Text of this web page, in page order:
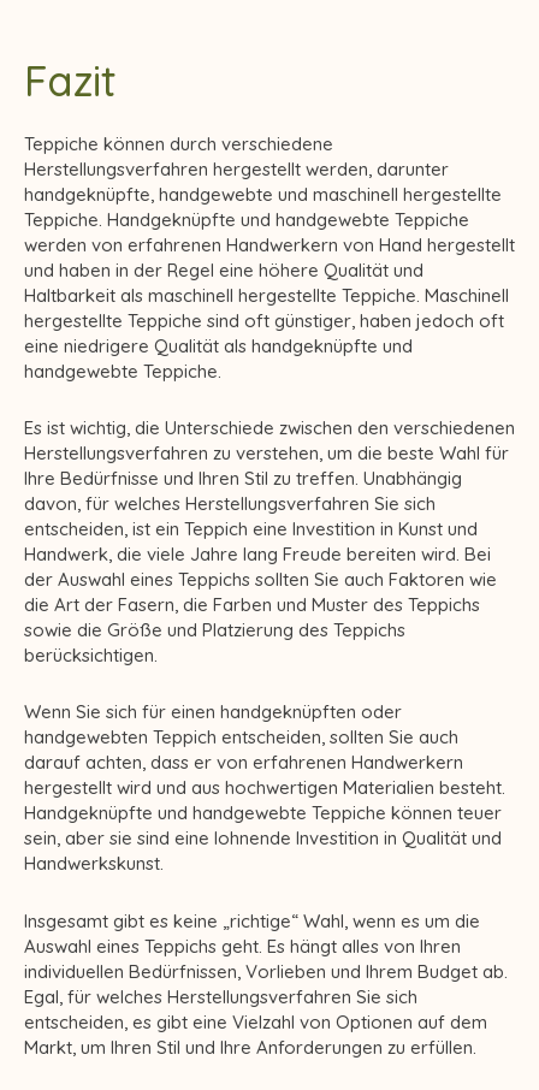
Fazit
Teppiche können durch verschiedene
Herstellungsverfahren hergestellt werden, darunter
handgeknüpfte, handgewebte und maschinell hergestellte
Teppiche. Handgeknüpfte und handgewebte Teppiche
werden von erfahrenen Handwerkern von Hand hergestellt
und haben in der Regel eine höhere Qualität und
Haltbarkeit als maschinell hergestellte Teppiche. Maschinell
hergestellte Teppiche sind oft günstiger, haben jedoch oft
eine niedrigere Qualität als handgeknüpfte und
handgewebte Teppiche.
Es ist wichtig, die Unterschiede zwischen den verschiedenen
Herstellungsverfahren zu verstehen, um die beste Wahl für
Ihre Bedürfnisse und Ihren Stil zu treffen. Unabhängig
davon, für welches Herstellungsverfahren Sie sich
entscheiden, ist ein Teppich eine Investition in Kunst und
Handwerk, die viele Jahre lang Freude bereiten wird. Bei
der Auswahl eines Teppichs sollten Sie auch Faktoren wie
die Art der Fasern, die Farben und Muster des Teppichs
sowie die Größe und Platzierung des Teppichs
berücksichtigen.
Wenn Sie sich für einen handgeknüpften oder
handgewebten Teppich entscheiden, sollten Sie auch
darauf achten, dass er von erfahrenen Handwerkern
hergestellt wird und aus hochwertigen Materialien besteht.
Handgeknüpfte und handgewebte Teppiche können teuer
sein, aber sie sind eine lohnende Investition in Qualität und
Handwerkskunst.
Insgesamt gibt es keine „richtige“ Wahl, wenn es um die
Auswahl eines Teppichs geht. Es hängt alles von Ihren
individuellen Bedürfnissen, Vorlieben und Ihrem Budget ab.
Egal, für welches Herstellungsverfahren Sie sich
entscheiden, es gibt eine Vielzahl von Optionen auf dem
Markt, um Ihren Stil und Ihre Anforderungen zu erfüllen.